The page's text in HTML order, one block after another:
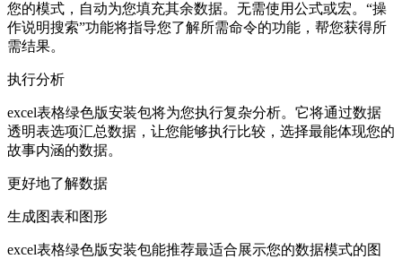
您的模式，自动为您填充其余数据。无需使用公式或宏。“操
作说明搜索”功能将指导您了解所需命令的功能，帮您获得所
需结果。
执行分析
excel表格绿色版安装包将为您执行复杂分析。它将通过数据
透明表选项汇总数据，让您能够执行比较，选择最能体现您的
故事内涵的数据。
更好地了解数据
生成图表和图形
excel表格绿色版安装包能推荐最适合展示您的数据模式的图